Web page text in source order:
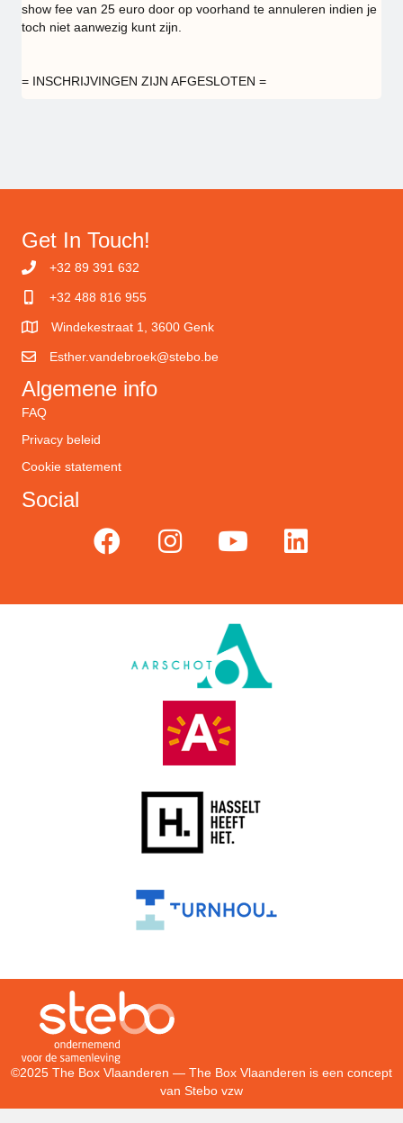
show fee van 25 euro door op voorhand te annuleren indien je
toch niet aanwezig kunt zijn.
= INSCHRIJVINGEN ZIJN AFGESLOTEN =
Get In Touch!
+32 89 391 632
+32 488 816 955
Windekestraat 1, 3600 Genk
Esther.vandebroek@stebo.be
Algemene info
FAQ
Privacy beleid
Cookie statement
Social
©2025 The Box Vlaanderen — The Box Vlaanderen is een concept
van Stebo vzw